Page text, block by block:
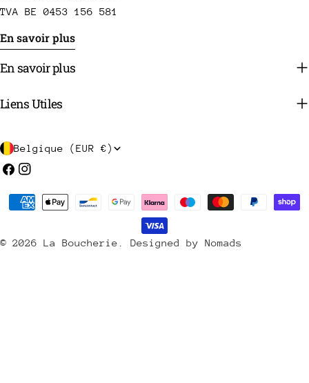
TVA BE 0453 156 581
En savoir plus
En savoir plus
Liens Utiles
P
a
/
Belgique (EUR €)
Facebook
Instagram
© 2026 La Boucherie Designed by Nomads
Méthodes
payement